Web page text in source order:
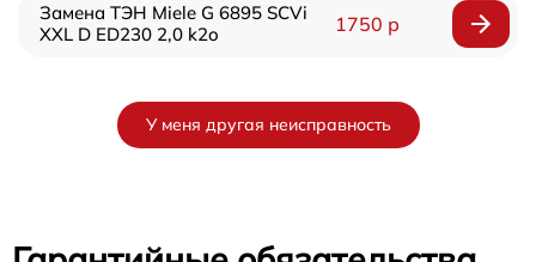
Замена ТЭН Miele G 6895 SCVi
XXL D ED230 2,0 k2o
1750 р
У меня другая неисправность